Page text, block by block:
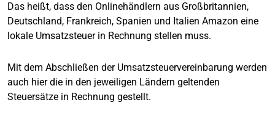
Das heißt, dass den Onlinehändlern aus Großbritannien,
Deutschland, Frankreich, Spanien und Italien Amazon eine
lokale Umsatzsteuer in Rechnung stellen muss.
Mit dem Abschließen der Umsatzsteuervereinbarung werden
auch hier die in den jeweiligen Ländern geltenden
Steuersätze in Rechnung gestellt.